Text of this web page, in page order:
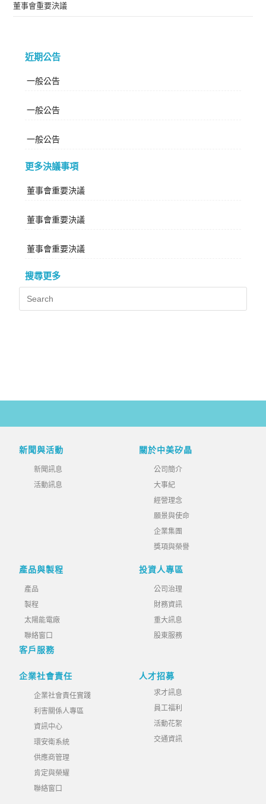
董事會重要決議
近期公告
一般公告
一般公告
一般公告
更多決議事項
董事會重要決議
董事會重要決議
董事會重要決議
搜尋更多
新聞與活動
新聞訊息
活動訊息
關於中美矽晶
公司簡介
大事紀
經營理念
願景與使命
企業集團
獎項與榮譽
產品與製程
產品
製程
太陽能電廠
聯絡窗口
客戶服務
投資人專區
公司治理
財務資訊
重大訊息
股東服務
企業社會責任
企業社會責任實踐
利害關係人專區
資訊中心
環安衛系統
供應商管理
肯定與榮耀
聯絡窗口
人才招募
求才訊息
員工福利
活動花絮
交通資訊